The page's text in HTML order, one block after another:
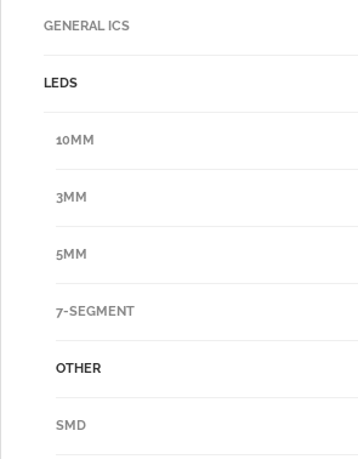
GENERAL ICS
LEDS
10MM
3MM
5MM
7-SEGMENT
OTHER
SMD